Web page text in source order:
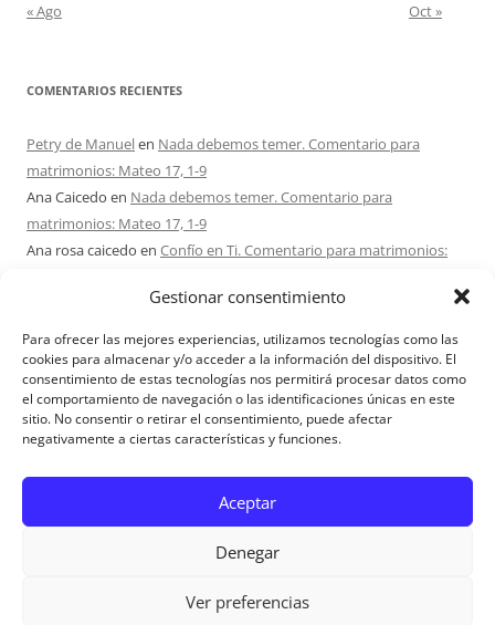
Gestionar consentimiento
Para ofrecer las mejores experiencias, utilizamos tecnologías como las
cookies para almacenar y/o acceder a la información del dispositivo. El
consentimiento de estas tecnologías nos permitirá procesar datos como
el comportamiento de navegación o las identificaciones únicas en este
sitio. No consentir o retirar el consentimiento, puede afectar
negativamente a ciertas características y funciones.
Aceptar
Denegar
Ver preferencias
« Ago
Oct »
COMENTARIOS RECIENTES
Petry de Manuelen Nada debemos temer. Comentario para
matrimonios: Mateo 17, 1-9
Ana Caicedo en Nada debemos temer. Comentario para
matrimonios: Mateo 17, 1-9
Ana rosa caicedo en Confío en Ti. Comentario para matrimonios:
en¿Ser o hacer? Comentario para Matrimonios:
Mateo 15, 1-2. 10-14
Maria Asuncion Herrero Mendezen¿Ser o hacer? Comentario para
Matrimonios: Mateo 15, 1-2. 10-14